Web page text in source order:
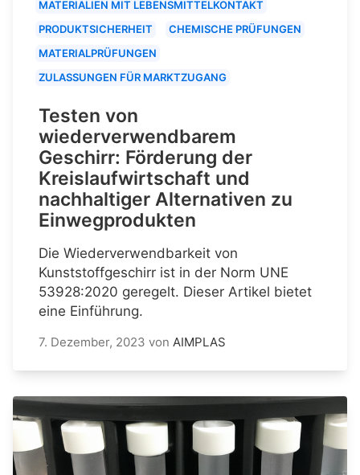
MATERIALIEN MIT LEBENSMITTELKONTAKT
PRODUKTSICHERHEIT
CHEMISCHE PRÜFUNGEN
MATERIALPRÜFUNGEN
ZULASSUNGEN FÜR MARKTZUGANG
Testen von
wiederverwendbarem
Geschirr: Förderung der
Kreislaufwirtschaft und
nachhaltiger Alternativen zu
Einwegprodukten
Die Wiederverwendbarkeit von
Kunststoffgeschirr ist in der Norm UNE
53928:2020 geregelt. Dieser Artikel bietet
eine Einführung.
7. Dezember, 2023 von AIMPLAS